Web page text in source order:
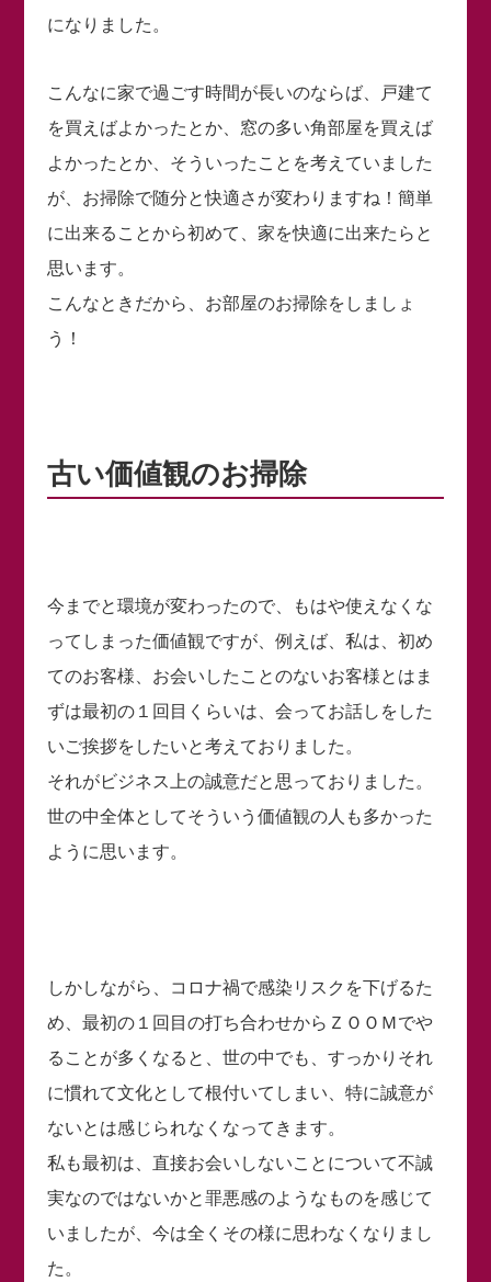
になりました。
こんなに家で過ごす時間が長いのならば、戸建て
を買えばよかったとか、窓の多い角部屋を買えば
よかったとか、そういったことを考えていました
が、お掃除で随分と快適さが変わりますね！簡単
に出来ることから初めて、家を快適に出来たらと
思います。
こんなときだから、お部屋のお掃除をしましょ
う！
古い価値観のお掃除
今までと環境が変わったので、もはや使えなくな
ってしまった価値観ですが、例えば、私は、初め
てのお客様、お会いしたことのないお客様とはま
ずは最初の１回目くらいは、会ってお話しをした
いご挨拶をしたいと考えておりました。
それがビジネス上の誠意だと思っておりました。
世の中全体としてそういう価値観の人も多かった
ように思います。
しかしながら、コロナ禍で感染リスクを下げるた
め、最初の１回目の打ち合わせからＺＯＯＭでや
ることが多くなると、世の中でも、すっかりそれ
に慣れて文化として根付いてしまい、特に誠意が
ないとは感じられなくなってきます。
私も最初は、直接お会いしないことについて不誠
実なのではないかと罪悪感のようなものを感じて
いましたが、今は全くその様に思わなくなりまし
た。